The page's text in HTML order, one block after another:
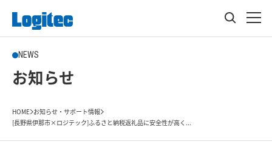
NEWS
お知らせ
HOME お知らせ・サポート情報
[長野県伊那市×ロジテック]ふるさと納税返礼品に安全性が高く...